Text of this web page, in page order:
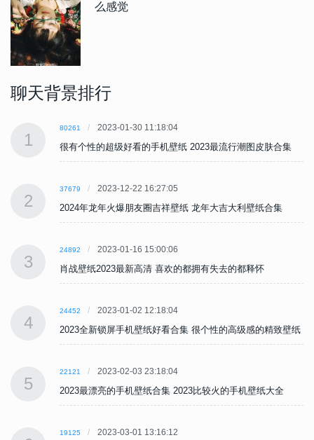
么感觉
聊天背景排行
1
80261 2023-01-30 11:18:04
很有个性的超级好看的手机壁纸 2023最流行潮图皮肤合集
2
37679 2023-12-22 16:27:05
2024年龙年火爆朋友圈吉祥壁纸 龙年大吉大利壁纸合集
3
24892 2023-01-16 15:00:06
肖战壁纸2023最新高清 喜欢的都拥有失去的都释怀
4
24452 2023-01-02 12:18:04
2023全新锁屏手机壁纸好看合集 很个性的高级感的精致壁纸
5
22121 2023-02-03 23:18:04
2023最漂亮的手机壁纸合集 2023比较火的手机壁纸大全
19125 2023-03-01 13:16:12